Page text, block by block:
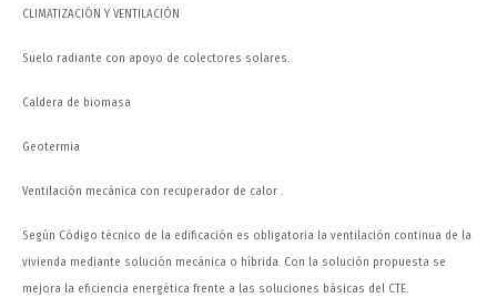
CLIMATIZACIÓN Y VENTILACIÓN
Suelo radiante con apoyo de colectores solares.
Caldera de biomasa
Geotermia
Ventilación mecánica con recuperador de calor .
Según Código técnico de la edificación es obligatoria la ventilación continua de la
vivienda mediante solución mecánica o híbrida. Con la solución propuesta se
mejora la eficiencia energética frente a las soluciones básicas del CTE.